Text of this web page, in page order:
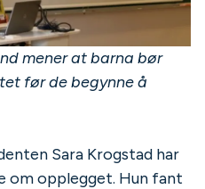
mener at barna bør
før de begynne å
Sara Krogstad har
om opplegget. Hun fant